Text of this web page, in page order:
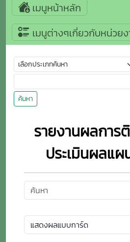
เมนูหน้าหลัก
เมนูต่างๆเกี่ยวกับหน่วย
ค้นหา
รายงานผลการ
ประเมินผลแ